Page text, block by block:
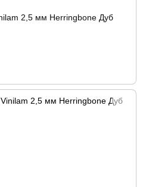
2,5 мм Herringbone Дуб